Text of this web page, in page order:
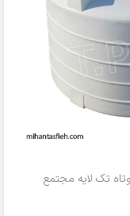
کوتاه تک لایه مجتمع